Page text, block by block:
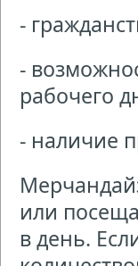
-
-
рабочего
- наличие
или
в день.